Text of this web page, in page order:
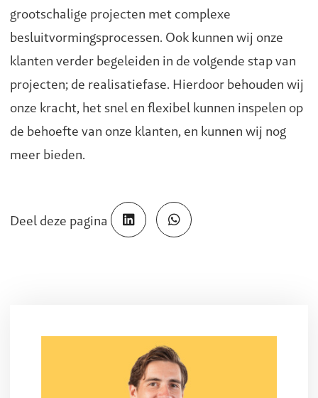
grootschalige projecten met complexe
besluitvormingsprocessen. Ook kunnen wij onze
klanten verder begeleiden in de volgende stap van
projecten; de realisatiefase. Hierdoor behouden wij
onze kracht, het snel en flexibel kunnen inspelen op
de behoefte van onze klanten, en kunnen wij nog
meer bieden.
Deel deze pagina